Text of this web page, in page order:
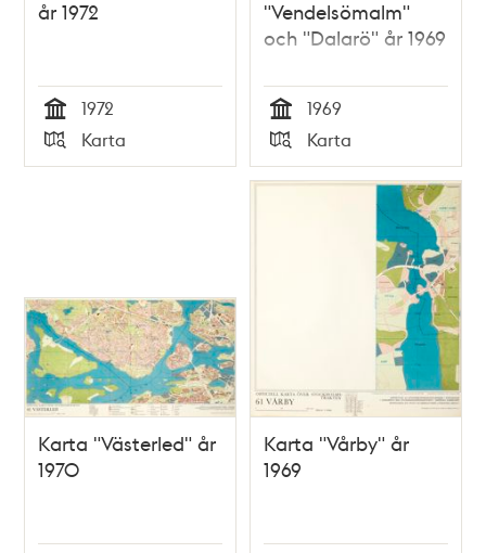
år 1972
Tid
1972
Typ
Karta
"Vendelsömalm"
och "Dalarö" år 1969
Tid
1969
Typ
Karta
Karta "Västerled" år
1970
Karta "Vårby" år
1969